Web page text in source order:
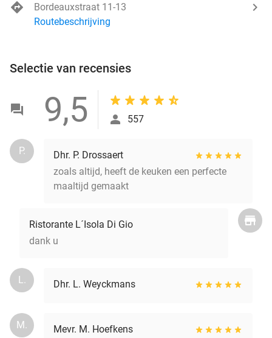
Bordeauxstraat 11-13
Routebeschrijving
Selectie van recensies
9,5 557
P.
Dhr. P. Drossaert
zoals altijd, heeft de keuken een perfecte
maaltijd gemaakt
Ristorante L´Isola Di Gio
dank u
L. Dhr. L. Weyckmans
M.
Mevr. M. Hoefkens